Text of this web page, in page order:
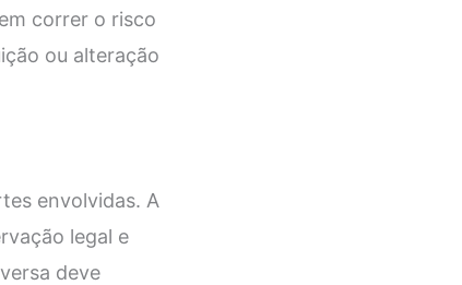
correr o risco
ou alteração
envolvidas. A
legal e
deve